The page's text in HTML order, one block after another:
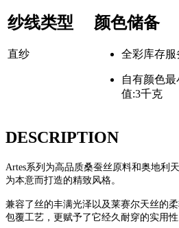
纱线类型
直纱
颜色储备
全彩库存服
自有颜色最
值:3千克
DESCRIPTION
Artes系列为高品质桑蚕丝原料和奥地利
为本意而打造的精致风格。
兼容了丝的丰满光泽以及莱赛尔天丝的
包覆工艺，更赋予了它经久耐穿的实用性